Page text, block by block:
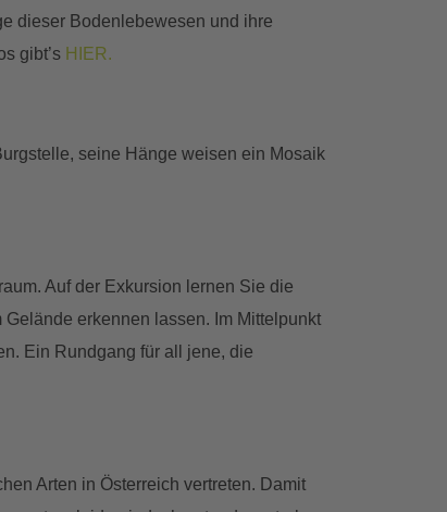
dieser Bodenlebewesen und ihre
gibt’s HIER.
seine Hänge weisen ein Mosaik
Auf der Exkursion lernen Sie die
erkennen lassen. Im Mittelpunkt
Ein Rundgang für all jene, die
Arten in Österreich vertreten. Damit